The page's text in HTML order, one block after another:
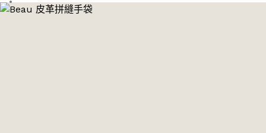
前往圖片 7